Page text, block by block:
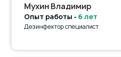
Мухин Владимир
Опыт работы - 6 лет
Дезинфектор специалист